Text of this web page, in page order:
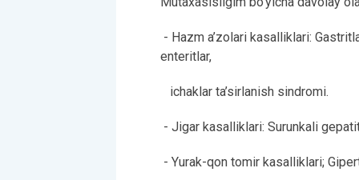
- Hazm a’zolari kasalliklari:
enteritlar,
ichaklar ta’sirlanish sindromi.
- Jigar kasalliklari: Surunkali
- Yurak-qon tomir kasalliklari;